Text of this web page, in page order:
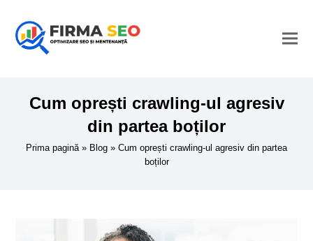
Cum oprești crawling-ul agresiv
din partea boților
Prima pagină» Blog » Cum oprești crawling-ul agresiv din partea
boților